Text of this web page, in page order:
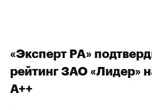
«Эксперт РА»
рейтинг ЗАО «Лидер»
А++